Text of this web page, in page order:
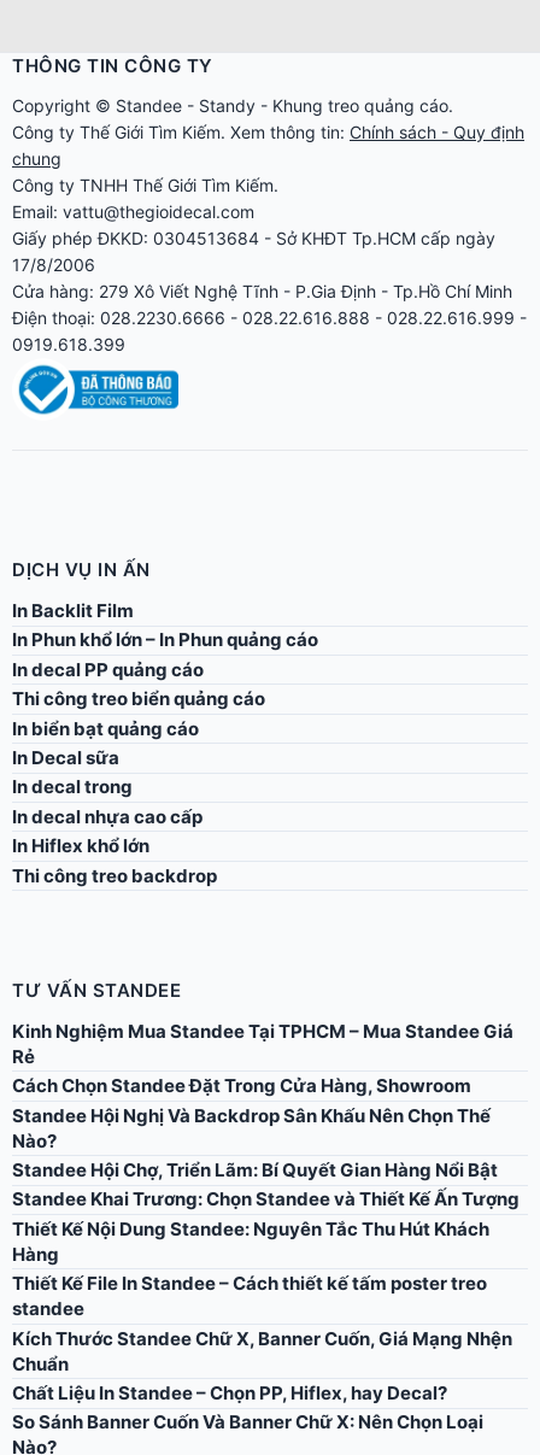
THÔNG TIN CÔNG TY
Copyright © Standee - Standy - Khung treo quảng cáo.
Công ty Thế Giới Tìm Kiếm. Xem thông tin: Chính sách - Quy định
chung
Công ty TNHH Thế Giới Tìm Kiếm.
Email: vattu@thegioidecal.com
Giấy phép ĐKKD: 0304513684 - Sở KHĐT Tp.HCM cấp ngày
17/8/2006
Cửa hàng: 279 Xô Viết Nghệ Tĩnh - P.Gia Định - Tp.Hồ Chí Minh
Điện thoại: 028.2230.6666 - 028.22.616.888 - 028.22.616.999 -
0919.618.399
DỊCH VỤ IN ẤN
In Backlit Film
In Phun khổ lớn – In Phun quảng cáo
In decal PP quảng cáo
Thi công treo biển quảng cáo
In biển bạt quảng cáo
In Decal sữa
In decal trong
In decal nhựa cao cấp
In Hiflex khổ lớn
Thi công treo backdrop
TƯ VẤN STANDEE
Kinh Nghiệm Mua Standee Tại TPHCM – Mua Standee Giá
Rẻ
Cách Chọn Standee Đặt Trong Cửa Hàng, Showroom
Standee Hội Nghị Và Backdrop Sân Khấu Nên Chọn Thế
Nào?
Standee Hội Chợ, Triển Lãm: Bí Quyết Gian Hàng Nổi Bật
Standee Khai Trương: Chọn Standee và Thiết Kế Ấn Tượng
Thiết Kế Nội Dung Standee: Nguyên Tắc Thu Hút Khách
Hàng
Thiết Kế File In Standee – Cách thiết kế tấm poster treo
standee
Kích Thước Standee Chữ X, Banner Cuốn, Giá Mạng Nhện
Chuẩn
Chất Liệu In Standee – Chọn PP, Hiflex, hay Decal?
So Sánh Banner Cuốn Và Banner Chữ X: Nên Chọn Loại
Nào?